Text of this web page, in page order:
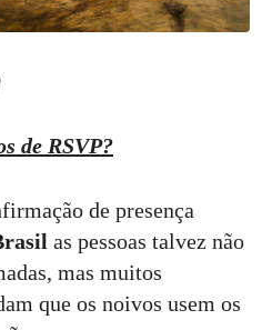
de RSVP?
de presença
as pessoas talvez não
mas muitos
que os noivos usem os